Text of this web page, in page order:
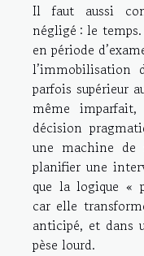
Il faut aussi
négligé : le
en période
parfois supérieur
même
décision
une machine de
planifier une
que la logique «
car elle
anticipé, et dans
pèse lourd.